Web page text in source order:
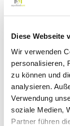
Diese Webseite
Wir verwenden
personalisieren,
zu können und
analysieren.
Verwendung
soziale Medien,
Partner führen
Darauf können
mit
Kontinuierliche
Learning mit
Supervisionen
Kompetente
Fachkräfte